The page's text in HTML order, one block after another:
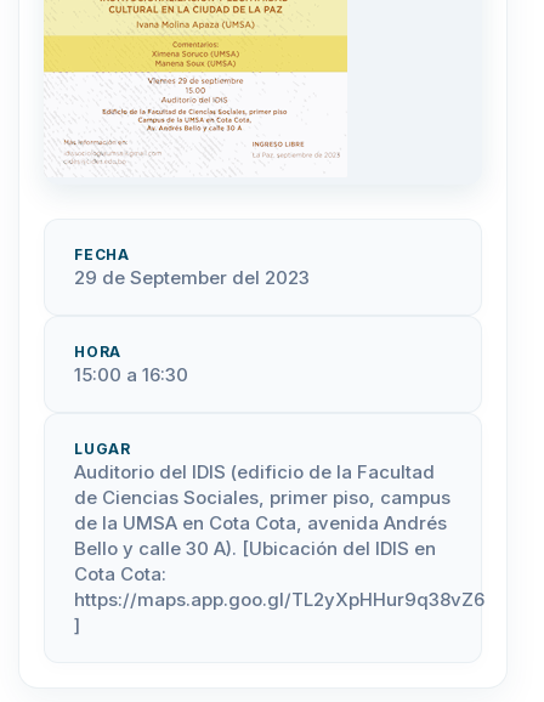
FECHA
29 de September del 2023
HORA
15:00 a 16:30
LUGAR
Auditorio del IDIS (edificio de la Facultad
de Ciencias Sociales, primer piso, campus
de la UMSA en Cota Cota, avenida Andrés
Bello y calle 30 A). [Ubicación del IDIS en
Cota Cota:
https://maps.app.goo.gl/TL2yXpHHur9q38vZ6
]